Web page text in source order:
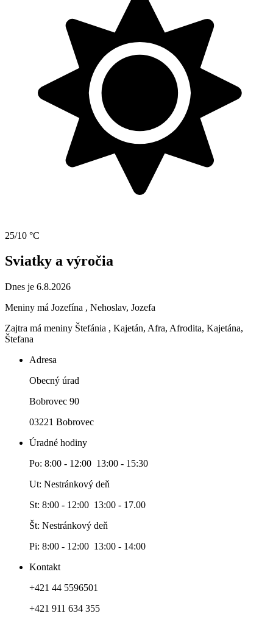
25/10 °C
Sviatky a výročia
Dnes je 6.8.2026
Meniny má Jozefína , Nehoslav, Jozefa
Zajtra má meniny Štefánia , Kajetán, Afra, Afrodita, Kajetána,
Štefana
Adresa
Obecný úrad
Bobrovec 90
03221 Bobrovec
Úradné hodiny
Po: 8:00 - 12:00 13:00 - 15:30
Ut: Nestránkový deň
St: 8:00 - 12:00 13:00 - 17.00
Št: Nestránkový deň
Pi: 8:00 - 12:00 13:00 - 14:00
Kontakt
+421 44 5596501
+421 911 634 355